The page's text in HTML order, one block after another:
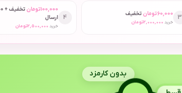
3
60,000تومان تخفیف
خرید 2,000,000تومان
4
100,000تومان
ارسال
خرید 2,500,000تومان
بدون کارمزد